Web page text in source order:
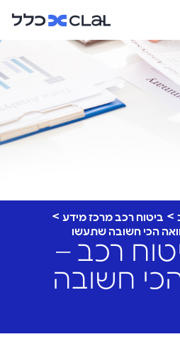
ביטוח רכב מרכז מידע
הכי חשובה שתעשו
רכב –
חשובה